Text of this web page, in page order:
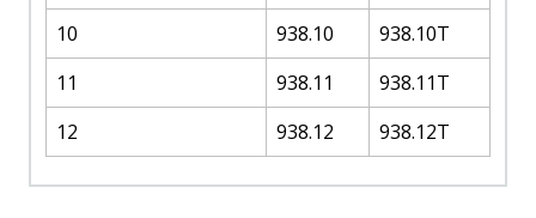
10
938.10
938.10T
11
938.11
938.11T
12
938.12 938.12T